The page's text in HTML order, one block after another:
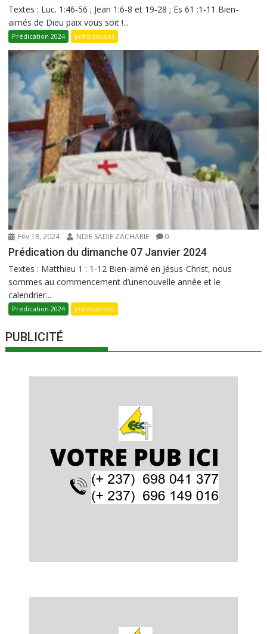
Textes : Luc. 1:46-56 ; Jean 1:6-8 et 19-28 ; Es 61 :1-11 Bien-
aimés de Dieu paix vous soit !...
Prédication 2024 prédications
Fév 18, 2024 NDIE SADIE ZACHARIE 0
Prédication du dimanche 07 Janvier 2024
Textes : Matthieu 1 : 1-12 Bien-aimé en Jésus-Christ, nous
sommes au commencement d’unenouvelle année et le
calendrier...
Prédication 2024 prédications
PUBLICITÉ